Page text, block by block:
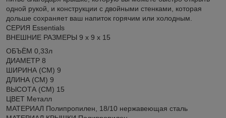
одной рукой, и конструкции с двойными стенками, которая
дольше сохраняет ваш напиток горячим или холодным.
СЕРИЯ Essentials
ВНЕШНИЕ РАЗМЕРЫ 9 x 9 x 15
ОБЪЁМ 0,33л
ДИАМЕТР 8
ШИРИНА (СМ) 9
ДЛИНА (СМ) 9
ВЫСОТА (СМ) 15
ЦВЕТ Металл
МАТЕРИАЛ Полипропилен, 18/10 нержавеющая сталь